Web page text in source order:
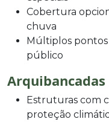
Cobertura
chuva
Múltiplos pontos
público
Estruturas com
proteção